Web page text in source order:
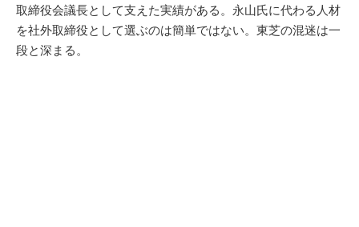
取締役会議長として支えた実績がある。永山氏に代わる人材
を社外取締役として選ぶのは簡単ではない。東芝の混迷は一
段と深まる。